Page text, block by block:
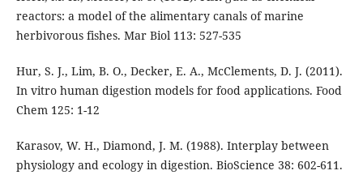
reactors: a model of the alimentary canals of marine
herbivorous fishes. Mar Biol 113: 527-535
Hur, S. J., Lim, B. O., Decker, E. A., McClements, D. J. (2011).
In vitro human digestion models for food applications. Food
Chem 125: 1-12
Karasov, W. H., Diamond, J. M. (1988). Interplay between
physiology and ecology in digestion. BioScience 38: 602-611.